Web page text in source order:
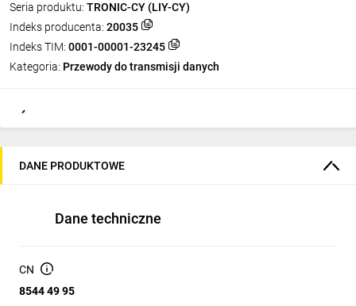
Seria produktu: TRONIC-CY (LIY-CY)
Indeks producenta: 20035
Indeks TIM: 0001-00001-23245
Kategoria: Przewody do transmisji danych
DANE PRODUKTOWE
Dane techniczne
CN
8544 49 95